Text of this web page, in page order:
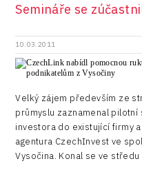
Logic/MaaS
R&D
Security
Vehicles
Semináře se
10.03.2011
Velký zájem především ze
průmyslu zaznamenal pilotní
investora do existující firmy
agentura CzechInvest ve
Vysočina. Konal se ve